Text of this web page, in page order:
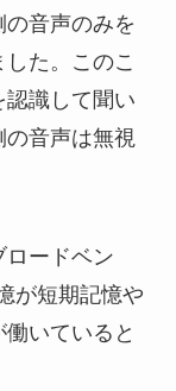
音声のみを
た。このこ
認識して聞い
の音声は無視
ロードベン
が短期記憶や
いていると